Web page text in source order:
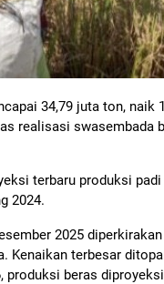
34,79 juta ton, naik
realisasi swasembada
terbaru produksi padi
2024.
2025
Kenaikan terbesar
produksi beras